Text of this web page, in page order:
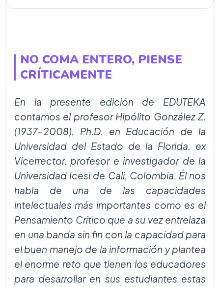
NO COMA ENTERO, PIENSE
CRÍTICAMENTE
En la presente edición de EDUTEKA
contamos el profesor Hipólito González Z.
(1937-2008), Ph.D. en Educación de la
Universidad del Estado de la Florida, ex
Vicerrector, profesor e investigador de la
Universidad Icesi de Cali, Colombia. Él nos
habla de una de las capacidades
intelectuales más importantes como es el
Pensamiento Crítico que a su vez entrelaza
en una banda sin fin con la capacidad para
el buen manejo de la información y plantea
el enorme reto que tienen los educadores
para desarrollar en sus estudiantes estas